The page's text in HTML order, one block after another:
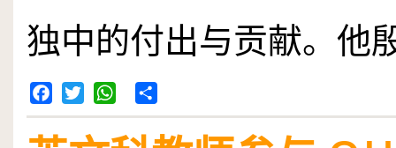
独中的付出与贡献。他
Facebook
TwitterWhatsApp
Share